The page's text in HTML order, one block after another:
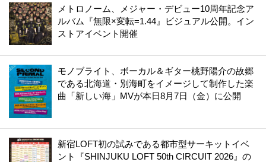
メトロノーム、メジャー・デビュー10周年記念ア
ルバム『無限×変転=1.44』ビジュアル公開。イン
ストアイベント開催
モノブライト、ボーカル＆ギター桃野陽介の故郷
である北海道・別海町をイメージして制作した楽
曲「新しい海」MVが本日8月7日（金）に公開
新宿LOFT初の試みである都市型サーキットイベ
ント『SHINJUKU LOFT 50th CIRCUIT 2026』の